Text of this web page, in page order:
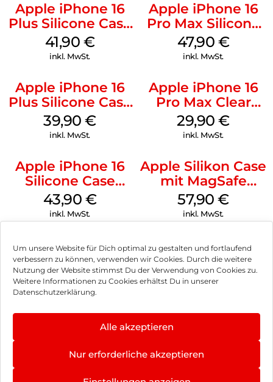
Um unsere Website für Dich optimal zu gestalten und fortlaufend
verbessern zu können, verwenden wir Cookies. Durch die weitere
Nutzung der Website stimmst Du der Verwendung von Cookies zu.
Weitere Informationen zu Cookies erhältst Du in unserer
Datenschutzerklärung.
Alle akzeptieren
Nur erforderliche akzeptieren
Apple iPhone 16
Plus Silicone Case
MagSafe Stone
Gray
41,90 €
inkl. MwSt.
Apple iPhone 16
Pro Max Silicone
Case MagSafe
Black
47,90 €
inkl. MwSt.
Apple iPhone 16
Plus Silicone Case
MagSafe Plum
39,90€
inkl. MwSt.
Apple iPhone 16
Pro Max Clear
Case MagSafe
Transparent
29,90€
inkl. MwSt.
Apple iPhone 16
Silicone Case
MagSafe Plum
43,90 €
inkl. MwSt.
Apple Silikon Case
mit MagSafe
iPhone 14 Pro
(PRODUCT)RED
57,90€
inkl. MwSt.
Impressum
Hinweis zur Batterieentsorgung